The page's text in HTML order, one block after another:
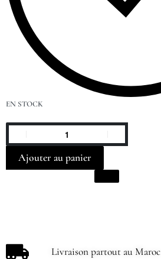
Livraison partout au Maroc
EN STOCK
Ajouter au panier